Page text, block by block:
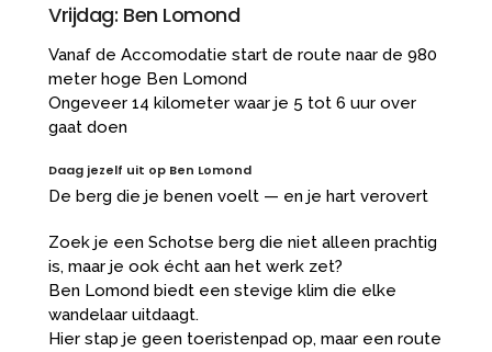
Vrijdag: Ben Lomond
Vanaf de Accomodatie start de route naar de 980
meter hoge Ben Lomond
Ongeveer 14 kilometer waar je 5 tot 6 uur over
gaat doen
Daag jezelf uit op Ben Lomond
De berg die je benen voelt — en je hart verovert
Zoek je een Schotse berg die niet alleen prachtig
is, maar je ook écht aan het werk zet?
Ben Lomond biedt een stevige klim die elke
wandelaar uitdaagt.
Hier stap je geen toeristenpad op, maar een route